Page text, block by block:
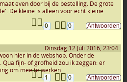
even door bij de bestelling. De grote
De kleine is alleen voor echt kleine
0
0
Dinsdag 12 Juli 2016, 23:04
hier in de webshop. Onder de
Qua fijn- of grofheid zou ik zeggen: er
om mee te werken.
1
0